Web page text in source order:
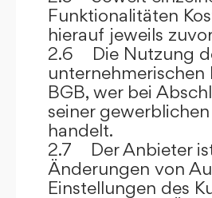
Funktionalitäten
hierauf jeweils
2.6 Die Nutzung
unternehmerischen
BGB, wer bei
seiner
handelt.
2.7 Der Anbieter
Änderungen von
Einstellungen des